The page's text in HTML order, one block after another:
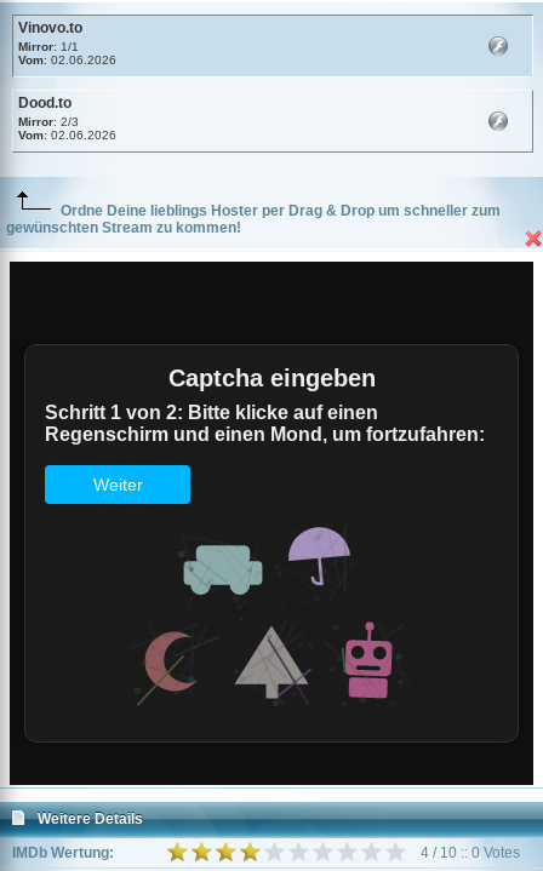
Vinovo.to
Mirror: 1/1
Vom: 02.06.2026
Dood.to
Mirror: 2/3
Vom: 02.06.2026
Ordne Deine lieblings Hoster per Drag & Drop um schneller zum
gewünschten Stream zu kommen!
Weitere Details
IMDb Wertung:
4 / 10 :: 0 Votes